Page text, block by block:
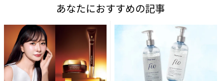
あなたにおすすめの記事